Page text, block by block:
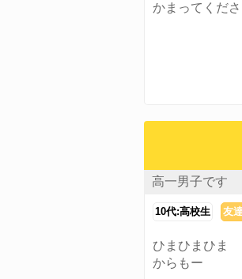
かまってくだ
高一男子です
10代:高校生 友
ひまひまひま
からもー